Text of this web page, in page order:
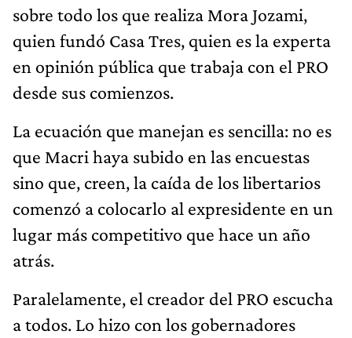
sobre todo los que realiza Mora Jozami,
quien fundó Casa Tres, quien es la experta
en opinión pública que trabaja con el PRO
desde sus comienzos.
La ecuación que manejan es sencilla: no es
que Macri haya subido en las encuestas
sino que, creen, la caída de los libertarios
comenzó a colocarlo al expresidente en un
lugar más competitivo que hace un año
atrás.
Paralelamente, el creador del PRO escucha
a todos. Lo hizo con los gobernadores